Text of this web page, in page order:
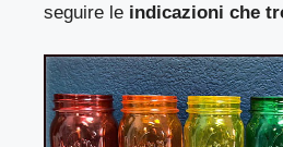
seguire le indicazioni che